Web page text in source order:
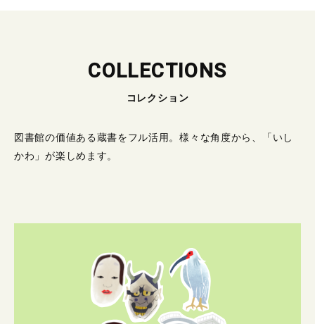
COLLECTIONS
コレクション
図書館の価値ある蔵書をフル活用。様々な角度から、「いし
かわ」が楽しめます。